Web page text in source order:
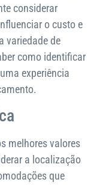
considerar
o custo e
variedade de
como identificar
experiência
melhores valores
a localização
que